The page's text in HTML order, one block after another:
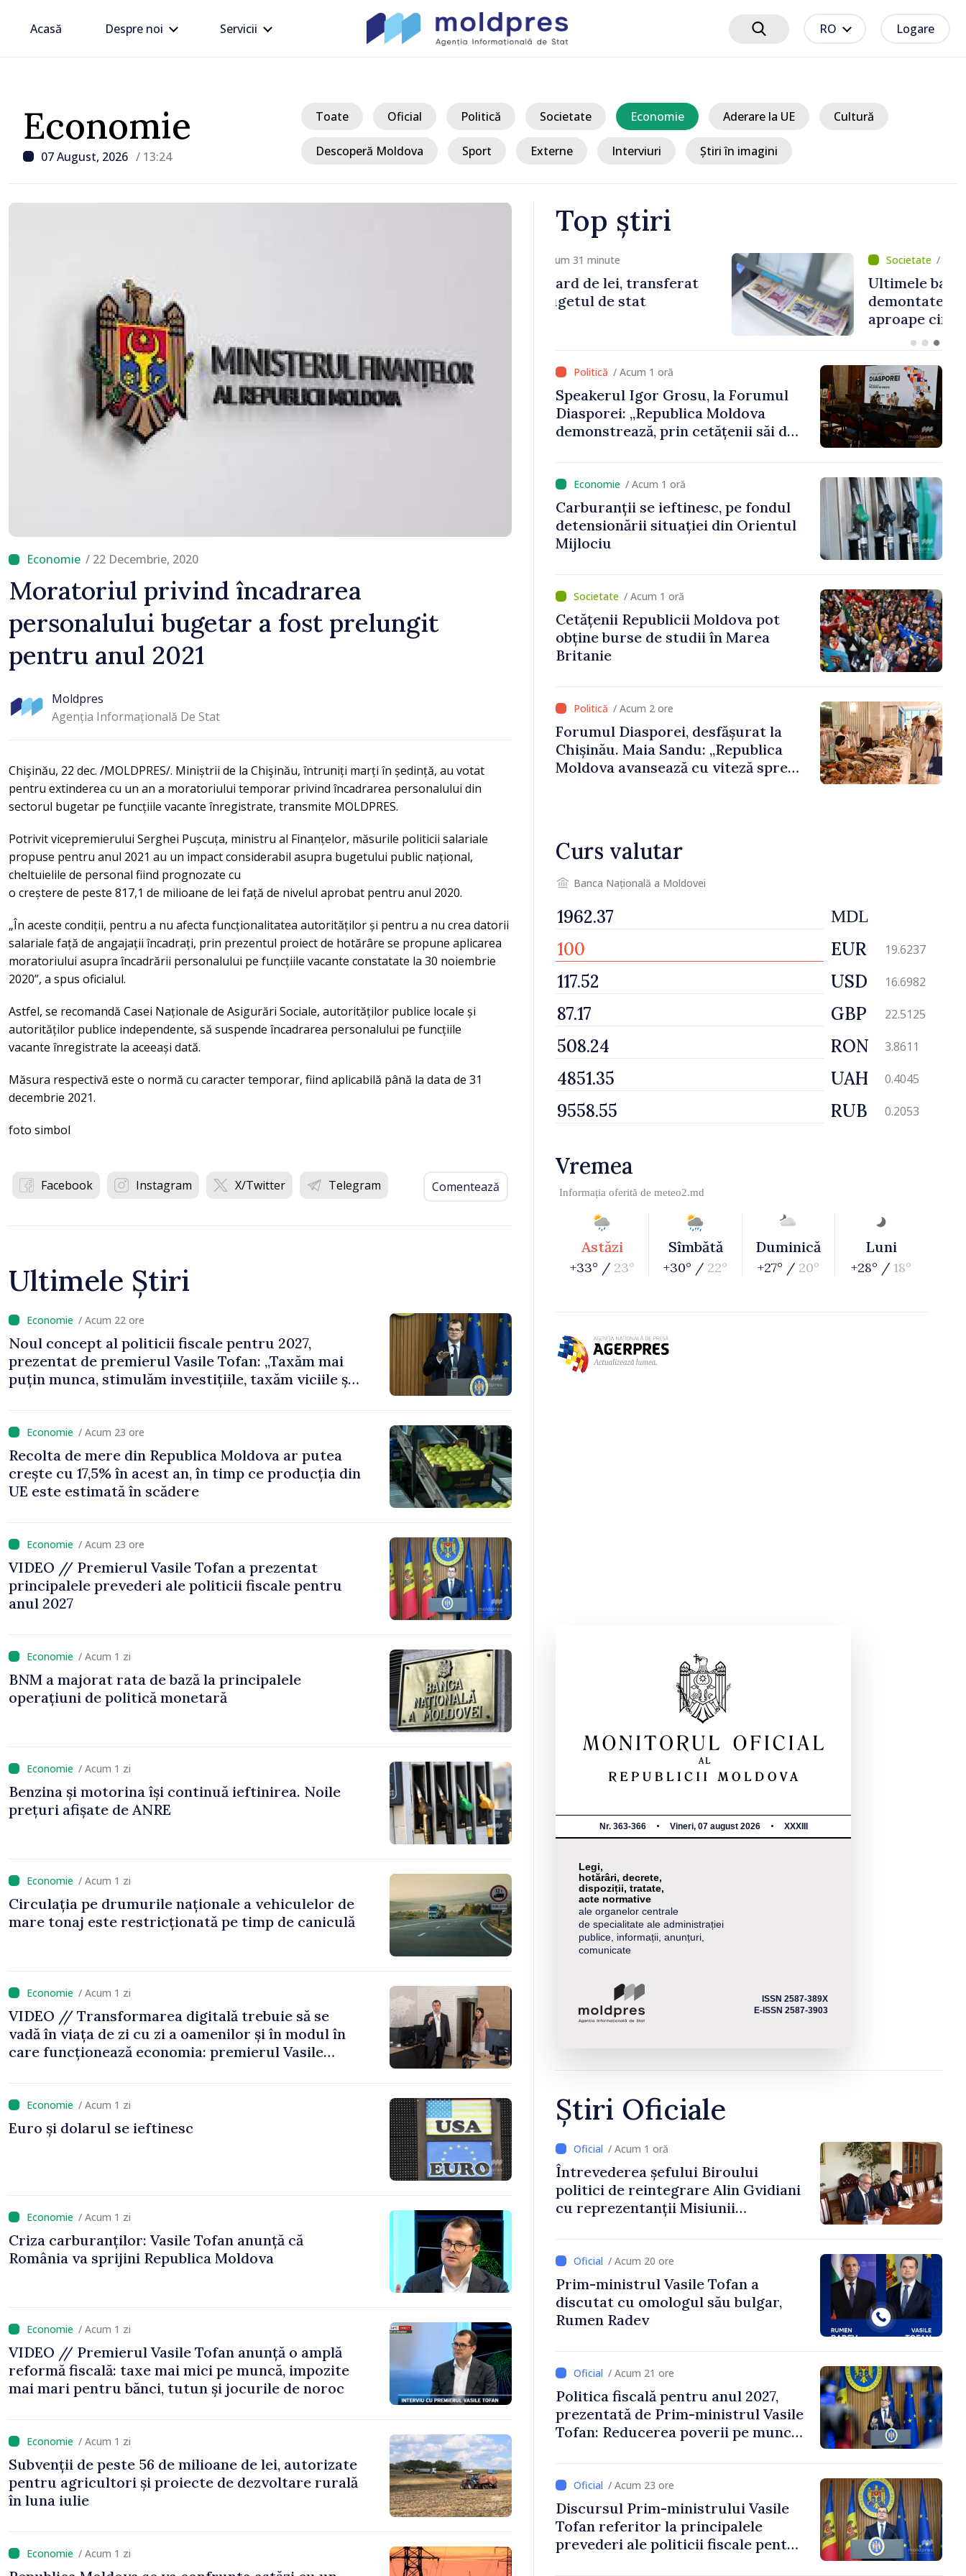
Acasă Despre noi Servicii RO Logare
Economie
07 August, 2026 / 13:24
Toate Oficial Politică Societate Economie Aderare la UE Cultură
Descoperă Moldova Sport Externe Interviuri Știri în imagini
/ 22 Decembrie, 2020
Moratoriul privind încadrarea
personalului bugetar a fost prelungit
pentru anul 2021
Moldpres
Agenția Informațională De Stat
Chişinău, 22 dec. /MOLDPRES/. Miniștrii de la Chişinău, întruniți marți în ședință, au votat
pentru extinderea cu un an a moratoriului temporar privind încadrarea personalului din
sectorul bugetar pe funcțiile vacante înregistrate, transmite MOLDPRES.
Potrivit vicepremierului Serghei Pușcuța, ministru al Finanțelor, măsurile politicii salariale
propuse pentru anul 2021 au un impact considerabil asupra bugetului public național,
cheltuielile de personal fiind prognozate cu
o creștere de peste 817,1 de milioane de lei față de nivelul aprobat pentru anul 2020.
„În aceste condiții, pentru a nu afecta funcționalitatea autorităților și pentru a nu crea datorii
salariale față de angajații încadrați, prin prezentul proiect de hotărâre se propune aplicarea
moratoriului asupra încadrării personalului pe funcțiile vacante constatate la 30 noiembrie
2020”, a spus oficialul.
Astfel, se recomandă Casei Naționale de Asigurări Sociale, autorităților publice locale și
autorităților publice independente, să suspende încadrarea personalului pe funcțiile
vacante înregistrate la aceeași dată.
Măsura respectivă este o normă cu caracter temporar, fiind aplicabilă până la data de 31
decembrie 2021.
foto simbol
Facebook Instagram X/Twitter Telegram Comentează
Ultimele Știri
/ Acum 22 ore
Noul concept al politicii fiscale pentru 2027,
prezentat de premierul Vasile Tofan: „Taxăm mai
puțin munca, stimulăm investițiile, taxăm viciile și
/ Acum 23 ore
Recolta de mere din Republica Moldova ar putea
crește cu 17,5% în acest an, în timp ce producția din
UE este estimată în scădere
/ Acum 23 ore
VIDEO // Premierul Vasile Tofan a prezentat
principalele prevederi ale politicii fiscale pentru
anul 2027
/ Acum 1 zi
BNM a majorat rata de bază la principalele
operațiuni de politică monetară
/ Acum 1 zi
Benzina și motorina își continuă ieftinirea. Noile
prețuri afișate de ANRE
/ Acum 1 zi
Circulația pe drumurile naționale a vehiculelor de
mare tonaj este restricționată pe timp de caniculă
/ Acum 1 zi
VIDEO // Transformarea digitală trebuie să se
vadă în viața de zi cu zi a oamenilor și în modul în
care funcționează economia: premierul Vasile
/ Acum 1 zi
Euro și dolarul se ieftinesc
/ Acum 1 zi
Criza carburanților: Vasile Tofan anunță că
România va sprijini Republica Moldova
/ Acum 1 zi
VIDEO // Premierul Vasile Tofan anunță o amplă
reformă fiscală: taxe mai mici pe muncă, impozite
mai mari pentru bănci, tutun și jocurile de noroc
/ Acum 1 zi
Subvenții de peste 56 de milioane de lei, autorizate
pentru agricultori și proiecte de dezvoltare rurală
în luna iulie
/ Acum 1 zi
Top știri
de BNM la bugetul de stat
Ultimele baraje antipoluare au fost
demontate de pe Nistru după
aproape cinci luni de intervenții
/ Acum 1 oră
Speakerul Igor Grosu, la Forumul
Diasporei: „Republica Moldova
demonstrează, prin cetățenii săi de
europene”/ Acum 1 oră
Carburanții se ieftinesc, pe fondul
detensionării situației din Orientul
Mijlociu
/ Acum 1 oră
Cetățenii Republicii Moldova pot
obține burse de studii în Marea
Britanie
/ Acum 2 ore
Forumul Diasporei, desfășurat la
Chișinău. Maia Sandu: „Republica
Moldova avansează cu viteză spre
Curs valutar
Banca Națională a Moldovei
MDL
EUR 19.6237
USD 16.6982
GBP 22.5125
RON 3.8611
UAH 0.4045
RUB 0.2053
Vremea
Informația oferită de meteo2.md
Astăzi
+33° / 23°
Sîmbătă
+30° / 22°
Duminică
+27° / 20°
Luni
+28° / 18°
Nr. 363-366 Vineri, 07 august 2026 XXXIII
Legi,
hotărâri, decrete,
dispoziții, tratate,
acte normative
ale organelor centrale
de specialitate ale administrației
publice, informații, anunțuri,
comunicate
ISSN 2587-389X
E-ISSN 2587-3903
Știri Oficiale
/ Acum 1 oră
Întrevederea șefului Biroului
politici de reintegrare Alin Gvidiani
cu reprezentanții Misiunii
/ Acum 20 ore
Prim-ministrul Vasile Tofan a
discutat cu omologul său bulgar,
Rumen Radev
/ Acum 21 ore
Politica fiscală pentru anul 2027,
prezentată de Prim-ministrul Vasile
Tofan: Reducerea poverii pe muncă,
/ Acum 23 ore
Discursul Prim-ministrului Vasile
Tofan referitor la principalele
prevederi ale politicii fiscale pentru